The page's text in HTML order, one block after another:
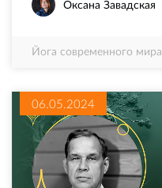
Оксана Завадская
Йога современного мира
06.05.2024